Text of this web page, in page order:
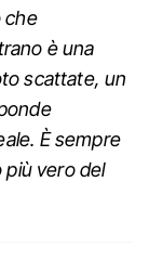
che
è una
scattate, un
È sempre
vero del